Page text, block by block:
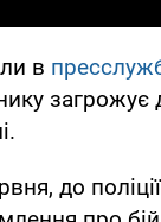
в
загрожує
до